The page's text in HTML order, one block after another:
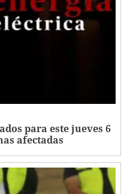
para este jueves 6
afectadas